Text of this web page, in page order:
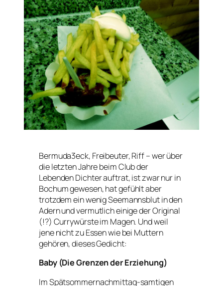
Bermuda3eck, Freibeuter, Riff – wer über
die letzten Jahre beim Club der
Lebenden Dichter auftrat, ist zwar nur in
Bochum gewesen, hat gefühlt aber
trotzdem ein wenig Seemannsblut in den
Adern und vermutlich einige der Original
(!?) Currywürste im Magen. Und weil
jene nicht zu Essen wie bei Muttern
gehören, dieses Gedicht:
Baby (Die Grenzen der Erziehung)
Im Spätsommernachmittag-samtigen